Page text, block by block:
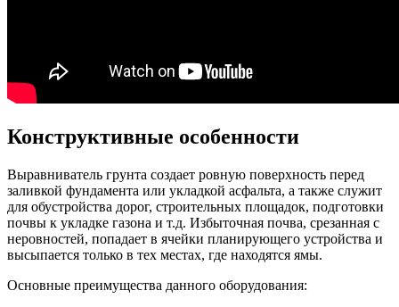
Конструктивные особенности
Выравниватель грунта создает ровную поверхность перед
заливкой фундамента или укладкой асфальта, а также служит
для обустройства дорог, строительных площадок, подготовки
почвы к укладке газона и т.д. Избыточная почва, срезанная с
неровностей, попадает в ячейки планирующего устройства и
высыпается только в тех местах, где находятся ямы.
Основные преимущества данного оборудования: